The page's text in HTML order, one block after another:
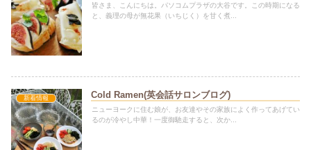
皆さま、こんにちは。パソコムプラザの大谷です。この時期になる
と、義理の母が無花果（いちじく）を甘く煮...
新着情報 Cold Ramen(英会話サロンブログ)
ニューヨークに住む娘が、お友達やその家族によく作ってあげてい
るのが冷やし中華！一度御馳走すると、次か...